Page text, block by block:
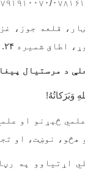
قلعه جوز،
اطاق شمیره ۲۴.
د مرستیال
وَبَرَكاتُهُ!
څېړنو او
هڅو، نوښت، او
اړتیاوو په